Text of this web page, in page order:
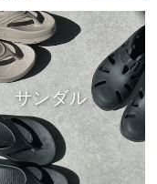
サンダル